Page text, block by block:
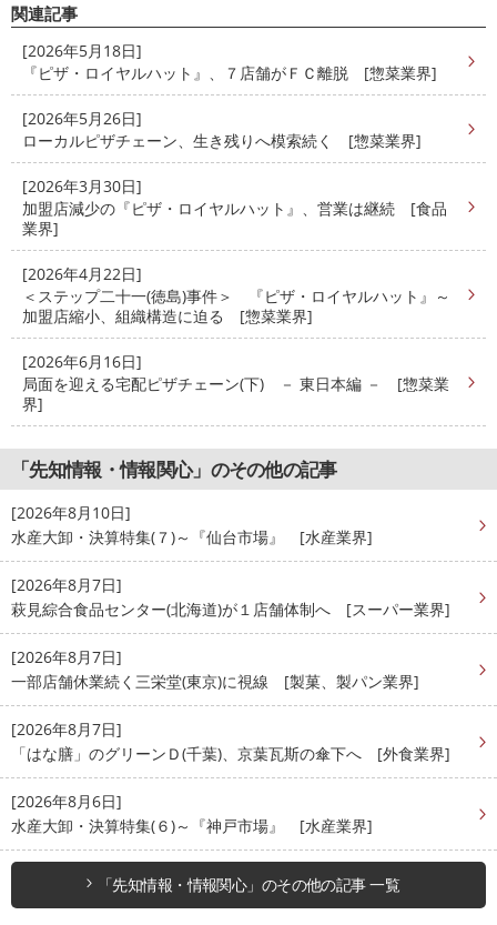
関連記事
[2026年5月18日]
『ピザ・ロイヤルハット』、７店舗がＦＣ離脱 [惣菜業界]
[2026年5月26日]
ローカルピザチェーン、生き残りへ模索続く [惣菜業界]
[2026年3月30日]
加盟店減少の『ピザ・ロイヤルハット』、営業は継続 [食品
業界]
[2026年4月22日]
＜ステップ二十一(徳島)事件＞ 『ピザ・ロイヤルハット』～
加盟店縮小、組織構造に迫る [惣菜業界]
[2026年6月16日]
局面を迎える宅配ピザチェーン(下) － 東日本編 － [惣菜業
界]
「先知情報・情報関心」のその他の記事
[2026年8月10日]
水産大卸・決算特集(７)～『仙台市場』 [水産業界]
[2026年8月7日]
萩見綜合食品センター(北海道)が１店舗体制へ [スーパー業界]
[2026年8月7日]
一部店舗休業続く三栄堂(東京)に視線 [製菓、製パン業界]
[2026年8月7日]
「はな膳」のグリーンＤ(千葉)、京葉瓦斯の傘下へ [外食業界]
[2026年8月6日]
水産大卸・決算特集(６)～『神戸市場』 [水産業界]
「先知情報・情報関心」のその他の記事 一覧